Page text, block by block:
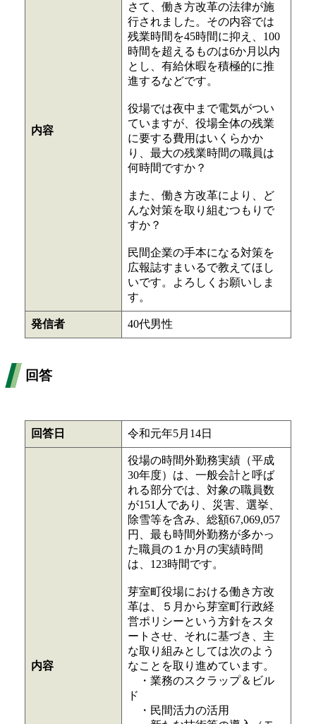
内容
さて、働き方改革の法律が施
行されました。その内容では
残業時間を45時間に抑え、100
時間を超えるものは6か月以内
とし、有給休暇を積極的に推
進するなどです。
役場では夜中まで電気がつい
ていますが、役場全体の残業
に要する費用はいくらかか
り、最大の残業時間の職員は
何時間ですか？
また、働き方改革により、ど
んな対策を取り組むつもりで
すか？
民間企業の手本になる対策を
広報誌すまいるで教えてほし
いです。よろしくお願いしま
す。
発信者 40代男性
回答
回答日 令和元年5月14日
内容
役場の時間外勤務実績（平成
30年度）は、一般会計と呼ば
れる部分では、対象の職員数
が151人であり、災害、選挙、
除雪等を含み、総額67,069,057
円、最も時間外勤務が多かっ
た職員の１か月の実績時間
は、123時間です。
芽室町役場における働き方改
革は、５月から芽室町行政経
営ポリシーという方針をスタ
ートさせ、それに基づき、主
な取り組みとしては次のよう
なことを取り進めています。
・業務のスクラップ＆ビル
ド
・民間活力の活用